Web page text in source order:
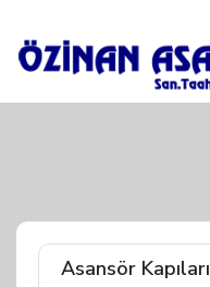
Asansör Kapıları